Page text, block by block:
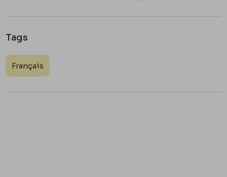
Tags
Français